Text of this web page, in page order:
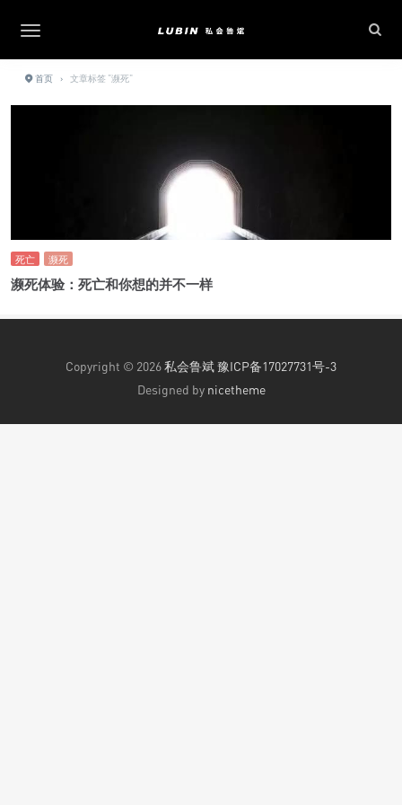
首页 › 文章标签 "濒死"
死亡 濒死
濒死体验：死亡和你想的并不一样
Copyright © 2026私会鲁斌豫ICP备17027731号-3
Designed by nicetheme